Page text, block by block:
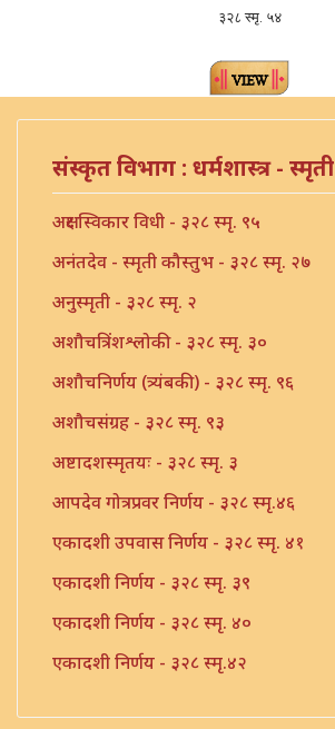
३२८ स्मृ. ५४
संस्कृत विभाग : धर्मशास्त्र - स्मृती
अक्षर स्विकार विधी - ३२८ स्मृ. ९५
अनंतदेव - स्मृती कौस्तुभ - ३२८ स्मृ. २७
अनुस्मृती - ३२८ स्मृ. २
अशौचत्रिंशश्लोकी - ३२८ स्मृ. ३०
अशौचनिर्णय (त्र्यंबकी) - ३२८ स्मृ. ९६
अशौचसंग्रह - ३२८ स्मृ. ९३
अष्टादशस्मृतयः - ३२८ स्मृ. ३
आपदेव गोत्रप्रवर निर्णय - ३२८ स्मृ.४६
एकादशी उपवास निर्णय - ३२८ स्मृ. ४१
एकादशी निर्णय - ३२८ स्मृ. ३९
एकादशी निर्णय - ३२८ स्मृ. ४०
एकादशी निर्णय - ३२८ स्मृ.४२